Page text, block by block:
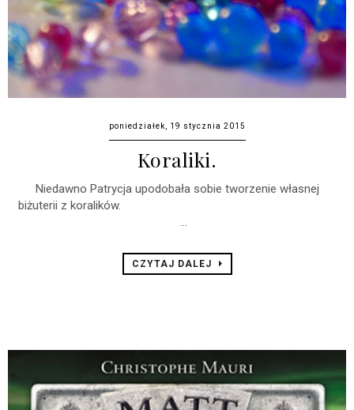
poniedziałek, 19 stycznia 2015
Koraliki.
Niedawno Patrycja upodobała sobie tworzenie własnej
biżuterii z koralików.
...
CZYTAJ DALEJ